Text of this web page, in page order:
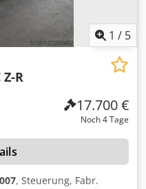
1 / 5
Z-R
17.700 €
Noch 4 Tage
, Steuerung, Fabr.